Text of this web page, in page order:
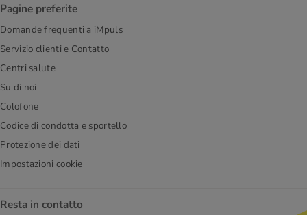
Pagine preferite
Domande frequenti a iMpuls
Servizio clienti e Contatto
Centri salute
Su di noi
Colofone
Codice di condotta e sportello
Protezione dei dati
Impostazioni cookie
Resta in contatto